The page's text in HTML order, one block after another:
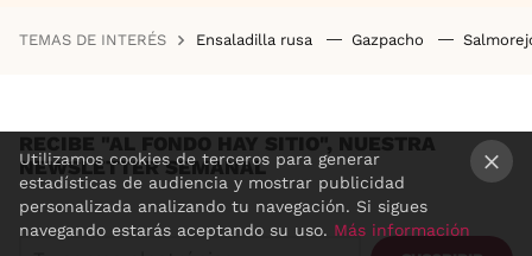
TEMAS DE INTERÉS Ensaladilla rusa Gazpacho
RECIBE "AL FONDO HAY SITIO", NUESTRA
NEWSLETTER SEMANAL
Utilizamos cookies de terceros para generar
estadísticas de audiencia y mostrar publicidad
personalizada analizando tu navegación. Si sigues
navegando estarás aceptando su uso. Más información